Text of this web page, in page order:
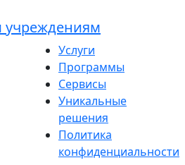
учреждениям
Услуги
Программы
Сервисы
Уникальные
решения
Политика
конфиденциальности